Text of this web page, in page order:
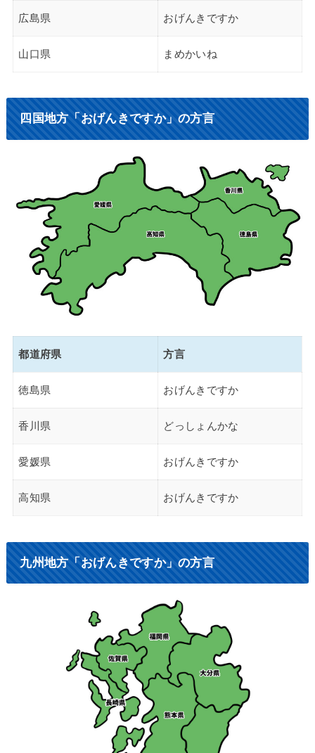
広島県 おげんきですか
山口県 まめかいね
四国地方「おげんきですか」の方言
都道府県 方言
徳島県 おげんきですか
香川県 どっしょんかな
愛媛県 おげんきですか
高知県 おげんきですか
九州地方「おげんきですか」の方言